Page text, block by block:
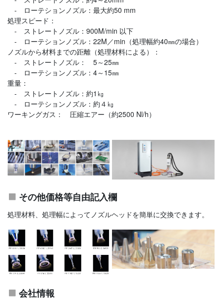
‐ ローテションノズル：最大約50 mm
処理スピード：
- ストレートノズル：900M/min 以下
- ローテションノズル：22M／min（処理幅約40㎜の場合）
ノズルから材料までの距離（処理材料による）：
- ストレートノズル： 5～25㎜
- ローテションノズル：4～15㎜
重量：
- ストレートノズル：約1㎏
- ローテションノズル：約４㎏
ワーキングガス： 圧縮エアー（約2500 Nl/h）
その他価格等自由記入欄
処理材料、処理幅によってノズルヘッドを簡単に交換できます。
会社情報